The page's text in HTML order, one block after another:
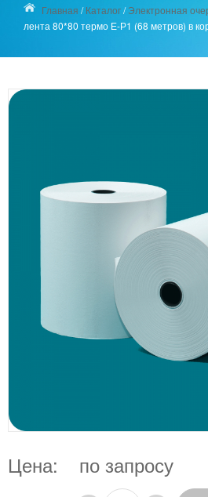
Главная /Каталог/Электронная
лента 80*80 термо Е-Р1 (68 метров) в
Цена: по запросу